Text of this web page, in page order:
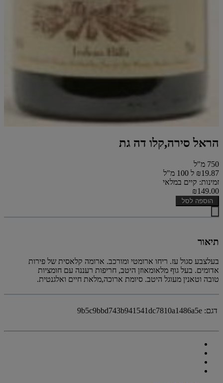
הראל סירה,קלו דה גת
750 מ"ל
₪19.87 ל 100 מ"ל
זמינות: קיים במלאי
₪149.00
הוספה לסל
תיאור
בעלצבע סגול עז. ריחו ארומטי ומורכב. ארומה קלאסית של פירות
אדומים. בעל גוף מלאומאוזן היטב, חריפות רעננה עם חומציות
טובה וטאנין מעוגל היטב. סיומת ארוכה,מלאת חיים ואלגנטית.
דגם: 9b5c9bbd743b941541dc7810a1486a5e